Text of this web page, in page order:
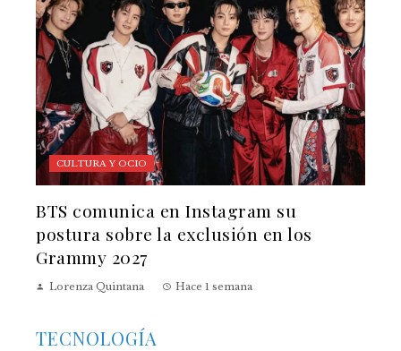
CULTURA Y OCIO
BTS comunica en Instagram su
postura sobre la exclusión en los
Grammy 2027
Lorenza Quintana Hace 1 semana
TECNOLOGÍA